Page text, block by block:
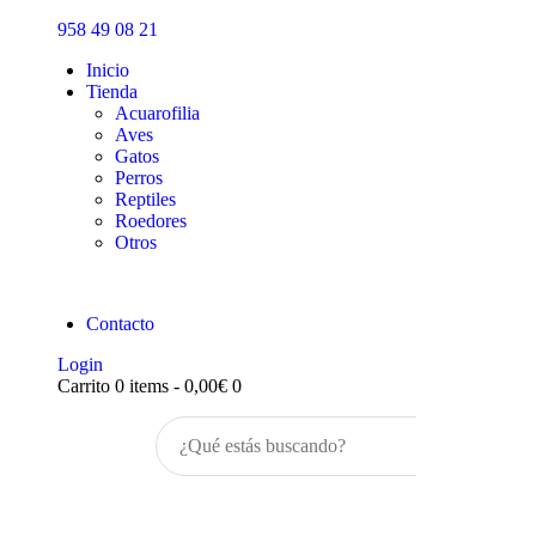
958 49 08 21
Inicio
Tienda
Acuarofilia
Aves
Gatos
Perros
Reptiles
Roedores
Otros
Contacto
Login
Carrito 0 items - 0,00€ 0
Inicio